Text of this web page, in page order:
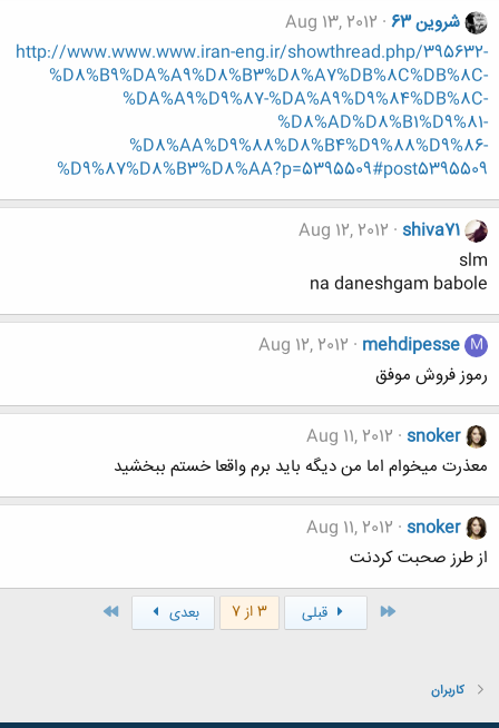
شروین 63
Aug 13, 2012
http://www.www.www.iran-eng.ir/showthread.php/395632-
%D8%B9%DA%A9%D8%B3%D8%A7%DB%8C%DB%8C-
%DA%A9%D9%87-%DA%A9%D9%84%DB%8C-
%D8%AD%D8%B1%D9%81-
%D8%AA%D9%88%D8%B4%D9%88%D9%86-
%D9%87%D8%B3%D8%AA?p=5395509#post5395509
shiva71
Aug 12, 2012
slm
na daneshgam babole
M
mehdipesse
Aug 12, 2012
رموز فروش موفق
snoker
Aug 11, 2012
معذرت میخوام اما من دیگه باید برم واقعا خستم ببخشید
snoker
Aug 11, 2012
از طرز صحبت کردنت
قبلی 3 از 7 بعدی
کاربران